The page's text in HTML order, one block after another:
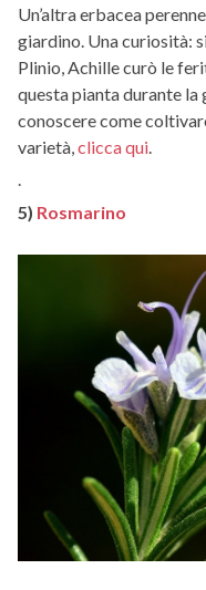
Un’altra erbacea
giardino. Una curiosità:
Plinio, Achille curò le
questa pianta durante la
conoscere come
varietà, clicca qui
.
5) Rosmarino